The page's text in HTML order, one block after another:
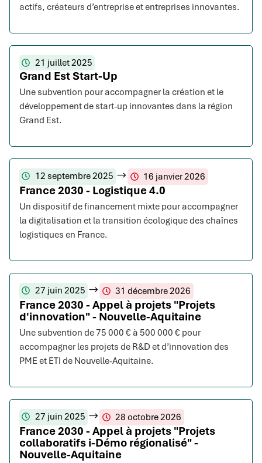
actifs, créateurs d’entreprise et entreprises innovantes.
21 juillet 2025
Grand Est Start-Up
Une subvention pour accompagner la création et le
développement de start-up innovantes dans la région
Grand Est.
12 septembre 2025 16 janvier 2026
France 2030 - Logistique 4.0
Un dispositif de financement mixte pour accompagner
la digitalisation et la transition écologique des chaînes
logistiques en France.
27 juin 2025 31 décembre 2026
France 2030 - Appel à projets "Projets
d'innovation" - Nouvelle-Aquitaine
Une subvention de 75 000 € à 500 000 € pour
accompagner les projets de R&D et d’innovation des
PME et ETI de Nouvelle-Aquitaine.
27 juin 2025 28 octobre 2026
France 2030 - Appel à projets "Projets
collaboratifs i-Démo régionalisé" -
Nouvelle-Aquitaine